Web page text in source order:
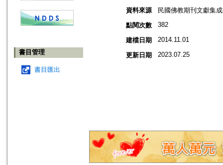
書目管理
書目匯出
資料來源
民國佛教期刊文獻集
點閱次數
382
建檔日期 2014.11.01
更新日期 2023.07.25